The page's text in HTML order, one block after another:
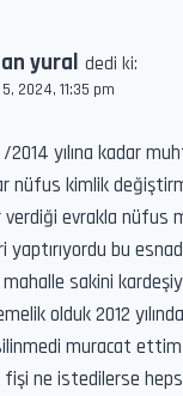
yural dedi ki:
2024, 11:35 pm
yılına kadar
nüfus kimlik
evrakla nüfus
yaptırıyordu bu
sakini
olduk 2012
muracat
ne istedilerse